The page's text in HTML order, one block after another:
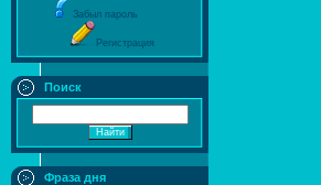
Забыл пароль
Регистрация
Поиск
Фраза дня